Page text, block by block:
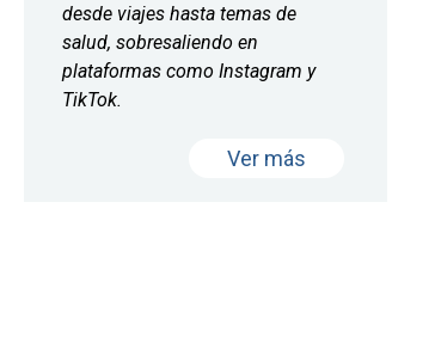
desde viajes hasta temas de
salud, sobresaliendo en
plataformas como Instagram y
TikTok.
Ver más